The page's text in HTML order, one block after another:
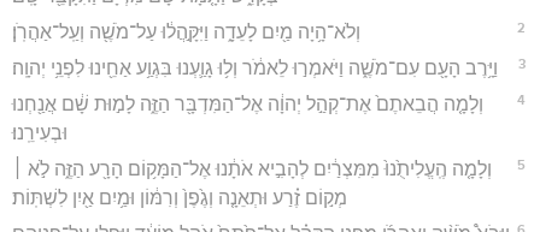
2 וְלֹא־הָ֥יָה מַ֖יִם לָעֵדָ֑ה וַיִּקָּ֣הֲל֔וּ עַל־מֹשֶׁ֖ה וְעַֽל־אַהֲרֹֽן׃
3 וַיָּ֥רֶב הָעָ֖ם עִם־מֹשֶׁ֑ה וַיֹּאמְר֣וּ לֵאמֹ֔ר וְל֥וּ גָוַ֛עְנוּ בִּגְוַ֥ע אַחֵ֖ינוּ לִפְנֵ֥י יְהוָֽה׃
4
וְלָמָ֤ה הֲבֵאתֶם֙ אֶת־קְהַ֣ל יְהוָ֔ה אֶל־הַמִּדְבָּ֖ר הַזֶּ֑ה לָמ֣וּת שָׁ֔ם אֲנַ֖חְנוּ
וּבְעִירֵֽנוּ׃
5
וְלָמָ֤ה הֶֽעֱלִיתֻ֙נוּ֙ מִמִּצְרַ֔יִם לְהָבִ֣יא אֹתָ֔נוּ אֶל־הַמָּק֥וֹם הָרָ֖ע הַזֶּ֑ה לֹ֣א ׀
מְק֣וֹם זֶ֗רַע וּתְאֵנָ֤ה וְגֶ֙פֶן֙ וְרִמּ֔וֹן וּמַ֥יִם אַ֖יִן לִשְׁתּֽוֹת׃
6